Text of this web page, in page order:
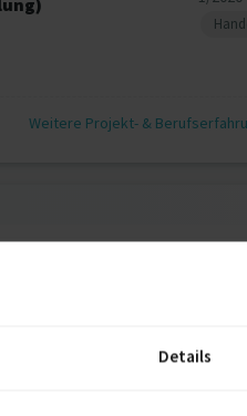
Details
Weitere Projekt‐ &